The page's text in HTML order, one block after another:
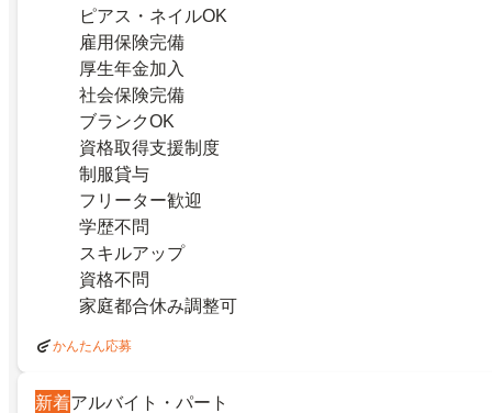
ピアス・ネイルOK
雇用保険完備
厚生年金加入
社会保険完備
ブランクOK
資格取得支援制度
制服貸与
フリーター歓迎
学歴不問
スキルアップ
資格不問
家庭都合休み調整可
かんたん応募
新着アルバイト・パート